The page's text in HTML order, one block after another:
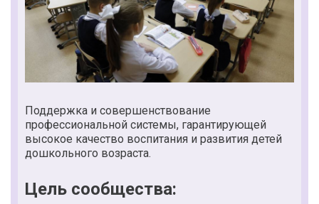
Поддержка и совершенствование
профессиональной системы, гарантирующей
высокое качество воспитания и развития детей
дошкольного возраста.
Цель сообщества: